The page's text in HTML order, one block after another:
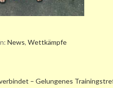
News, Wettkämpfe
– Gelungenes